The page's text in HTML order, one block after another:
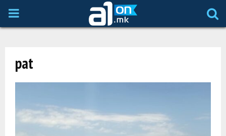
P
pat